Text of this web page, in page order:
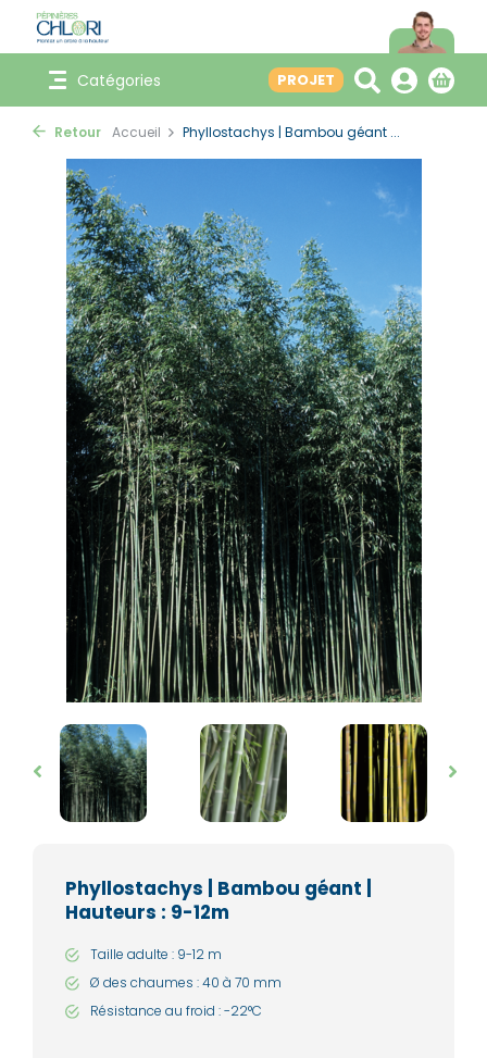
Catégories PROJET
Retour Accueil Phyllostachys | Bambou géant ...
Phyllostachys | Bambou géant |
Hauteurs : 9-12m
Taille adulte : 9-12 m
Ø des chaumes : 40 à 70 mm
Résistance au froid : -22°C